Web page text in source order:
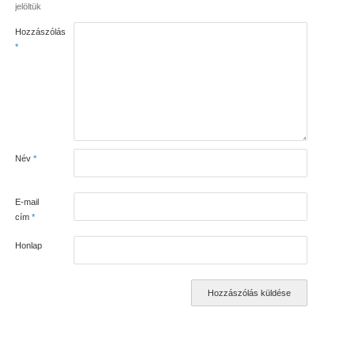
jelöltük
Hozzászólás
*
Név *
E-mail
cím *
Honlap